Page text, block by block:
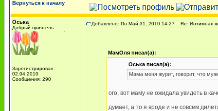
Вернуться к началу
Оська
Добрый приятель
Зарегистрирован:
02.04.2010
Сообщения: 290
Добавлено: Пн Май 31, 2010 14:27 Re: Интимная
МамОля писал(а):
Оська писал(а):
Мама меня журит, говорит, что
ого, вот маму не ожидала увидеть в
думает, а то я вроде и не совсем